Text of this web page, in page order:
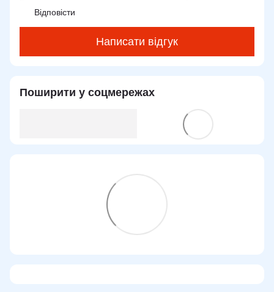
Відповісти
Написати відгук
Поширити у соцмережах